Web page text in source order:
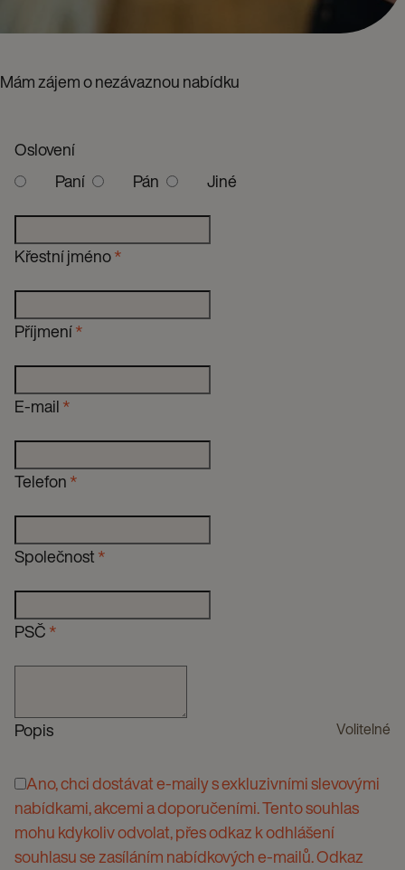
Mám zájem o nezávaznou nabídku
Oslovení
Paní
Pán Jiné
Křestní jméno*
Příjmení*
E-mail*
Telefon*
Společnost*
PSČ*
Popis Volitelné
Ano, chci dostávat e-maily s exkluzivními slevovými
nabídkami, akcemi a doporučeními. Tento souhlas
mohu kdykoliv odvolat, přes odkaz k odhlášení
souhlasu se zasíláním nabídkových e-mailů. Odkaz